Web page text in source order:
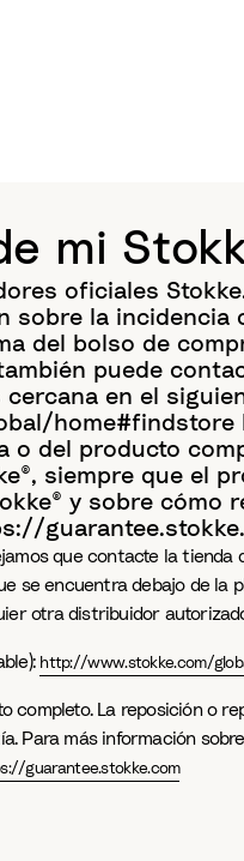
mi
oficiales
la incidencia
del bolso de
puede
en el
home#findstore
del producto
siempre que el
y sobre cómo
que contacte la tienda
se encuentra debajo de la
otra distribuidor
http://www.stokke.com/
La reposición o
Para más información
guarantee.stokke.com